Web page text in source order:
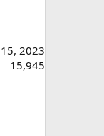
2023
15,945